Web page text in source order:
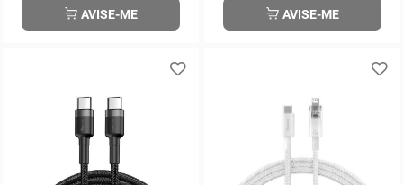
AVISE-ME AVISE-ME